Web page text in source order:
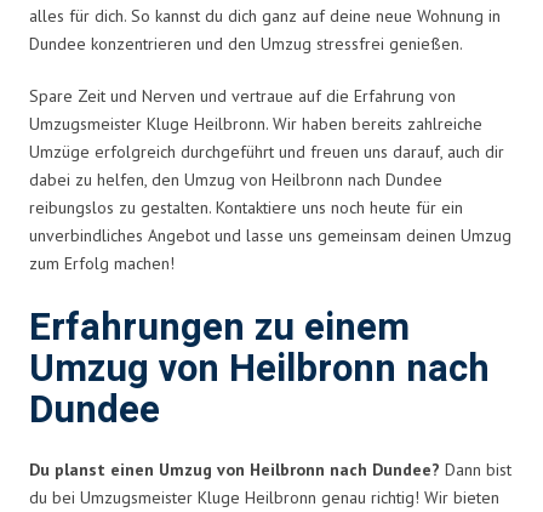
alles für dich. So kannst du dich ganz auf deine neue Wohnung in
Dundee konzentrieren und den Umzug stressfrei genießen.
Spare Zeit und Nerven und vertraue auf die Erfahrung von
Umzugsmeister Kluge Heilbronn. Wir haben bereits zahlreiche
Umzüge erfolgreich durchgeführt und freuen uns darauf, auch dir
dabei zu helfen, den Umzug von Heilbronn nach Dundee
reibungslos zu gestalten. Kontaktiere uns noch heute für ein
unverbindliches Angebot und lasse uns gemeinsam deinen Umzug
zum Erfolg machen!
Erfahrungen zu einem
Umzug von Heilbronn nach
Dundee
Du planst einen Umzug von Heilbronn nach Dundee? Dann bist
du bei Umzugsmeister Kluge Heilbronn genau richtig! Wir bieten